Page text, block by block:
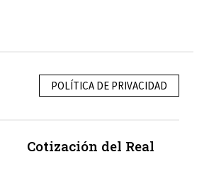
POLÍTICA DE PRIVACIDAD
Cotización del Real